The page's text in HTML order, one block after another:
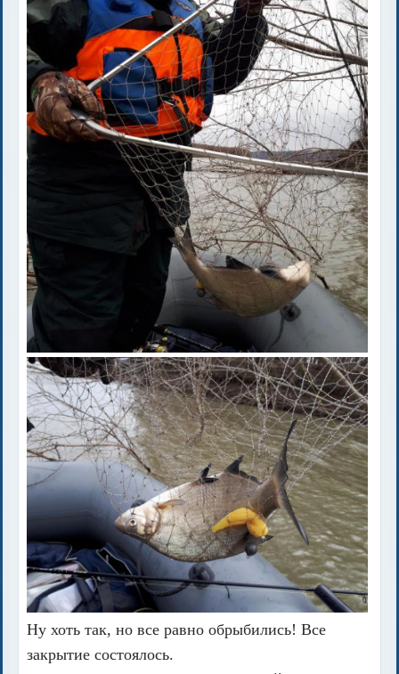
Ну хоть так, но все равно обрыбились! Все
закрытие состоялось.